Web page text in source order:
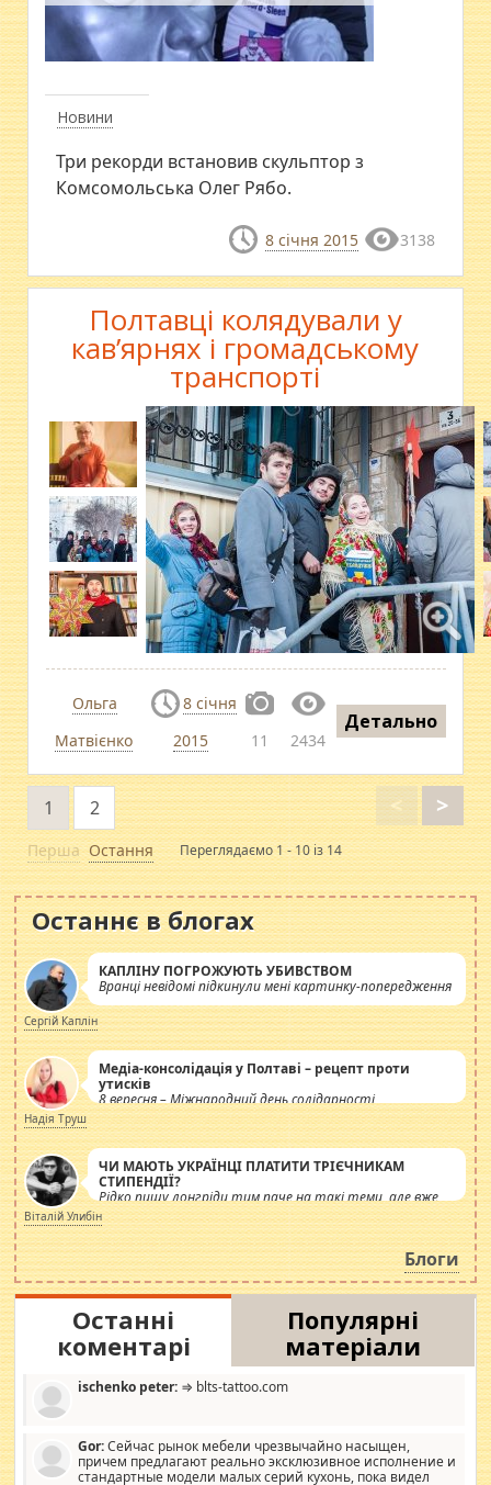
Новини
Три рекорди встановив скульптор з
Комсомольська Олег Рябо.
8 січня 2015 3138
Полтавці колядували у
кав’ярнях і громадському
транспорті
Ольга
Матвієнко
8 січня
2015
11 2434
Детально
Перша
<
1 2 >
Остання Переглядаємо 1 - 10 із 14
Останнє в блогах
КАПЛІНУ ПОГРОЖУЮТЬ УБИВСТВОМ
Вранці невідомі підкинули мені картинку-попередження
Сергій Каплін
Медіа-консолідація у Полтаві – рецепт проти
утисків
8 вересня – Міжнародний день солідарності
журналістів.
Надія Труш
ЧИ МАЮТЬ УКРАЇНЦІ ПЛАТИТИ ТРІЄЧНИКАМ
СТИПЕНДІЇ?
Рідко пишу лонгріди тим паче на такі теми, але вже
просто дістало! Обурюють сьогоднішні інсенуації
навколо стипендіального питання. Штучно
роздувається ще одна соціальна катастрофа.
Віталій Улибін
Блоги
Останні
коментарі
Популярні
матеріали
ischenko peter: ⇒ blts-tattoo.com
Gor:Сейчас рынок мебели чрезвычайно насыщен,
причем предлагают реально эксклюзивное исполнение и
стандартные модели малых серий кухонь, пока видел